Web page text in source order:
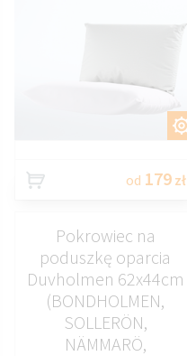
od 179 zł
Pokrowiec na
poduszkę oparcia
Duvholmen 62x44cm
(BONDHOLMEN,
SOLLERÖN,
NÄMMARÖ,